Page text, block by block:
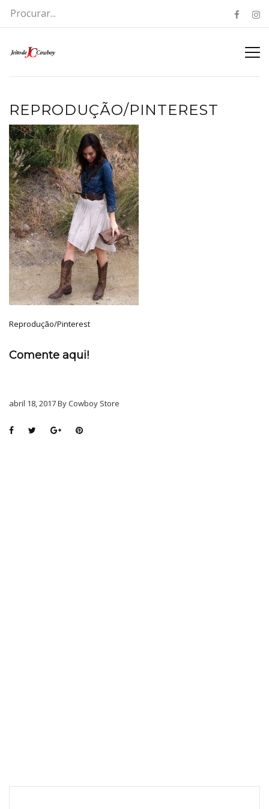
REPRODUÇÃO/PINTEREST
Reprodução/Pinterest
Comente aqui!
abril 18, 2017 By Cowboy Store